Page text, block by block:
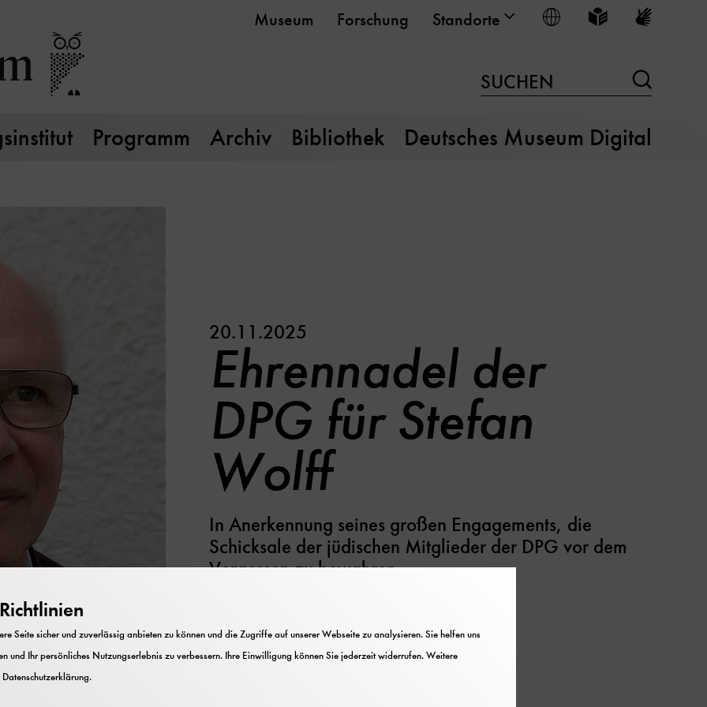
Museum Forschung Standorte Sprache wählen
Leichte Sprache
SUCHEN
Programm Archiv Bibliothek Deutsches Museum Digital
20.11.2025
Ehrennadel der
DPG für Stefan
Wolff
In Anerkennung seines großen Engagements, die
Schicksale der jüdischen Mitglieder der DPG vor dem
Vergessen zu bewahren.
Seite sicher und zuverlässig anbieten zu können und die Zugriffe auf unserer Webseite zu analysieren. Sie helfen uns
und Ihr persönliches Nutzungserlebnis zu verbessern. Ihre Einwilligung können Sie jederzeit widerrufen. Weitere
Datenschutzerklärung.